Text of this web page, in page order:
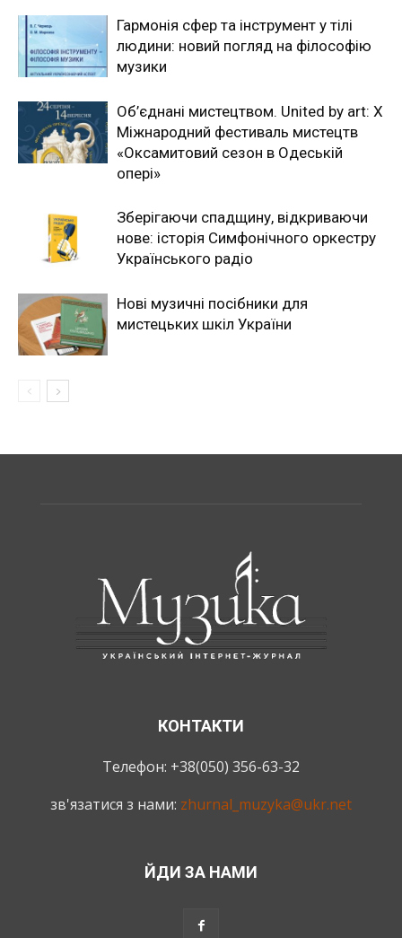
Гармонія сфер та інструмент у тілі
людини: новий погляд на філософію
музики
Об’єднані мистецтвом. United by art: Х
Міжнародний фестиваль мистецтв
«Оксамитовий сезон в Одеській
опері»
Зберігаючи спадщину, відкриваючи
нове: історія Симфонічного оркестру
Українського радіо
Нові музичні посібники для
мистецьких шкіл України
КОНТАКТИ
Телефон: +38(050) 356-63-32
зв'язатися з нами: zhurnal_muzyka@ukr.net
ЙДИ ЗА НАМИ